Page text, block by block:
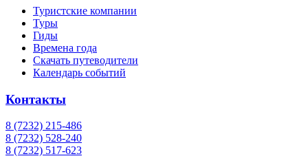
Туристские компании
Туры
Гиды
Времена года
Скачать путеводители
Календарь событий
Контакты
8 (7232) 215-486
8 (7232) 528-240
8 (7232) 517-623